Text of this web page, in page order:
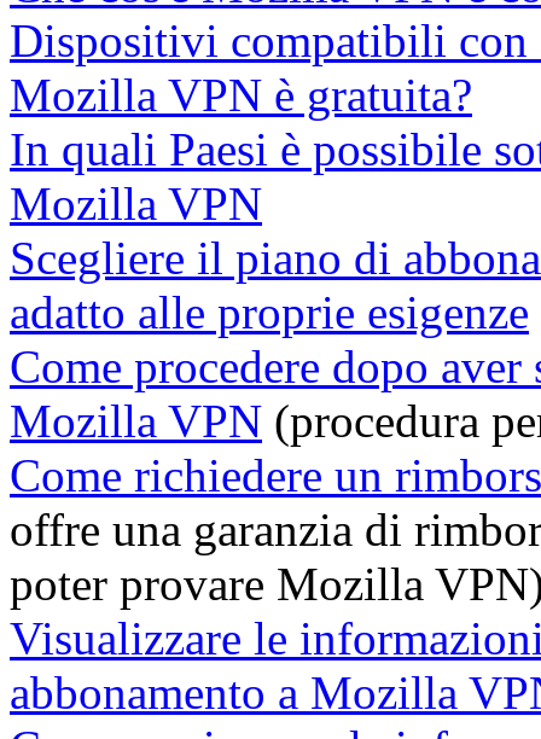
Dispositivi compatibili
Mozilla VPN è gratuita?
In quali Paesi è possibile
Mozilla VPN
Scegliere il piano di
adatto alle proprie esigenze
Come procedere dopo
Mozilla VPN (procedura
Come richiedere un
offre una garanzia di
poter provare Mozilla
Visualizzare le
abbonamento a Mozilla